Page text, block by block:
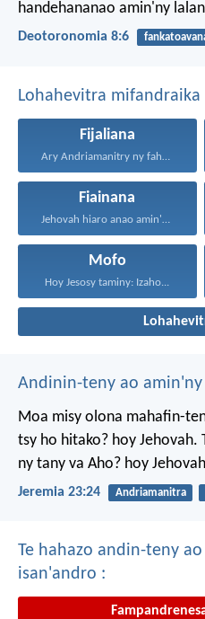
handehananao amin'ny
Deotoronomia 8:6
Lohahevitra
Fijaliana
Ary Andriamanitry ny fahasoavana...
Fiainana
Jehovah hiaro anao amin'ny...
Mofo
Hoy Jesosy taminy: Izaho...
Andinin-teny ao
Moa misy olona mahafin-
tsy ho hitako? hoy Jehovah.
ny tany va Aho? hoy
Jeremia 23:24 Andriamanitra
Te hahazo andin-teny
isan'andro :